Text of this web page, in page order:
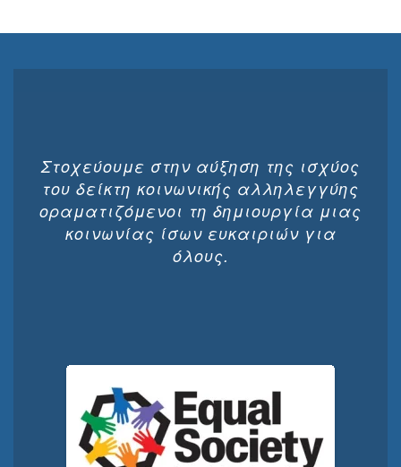
Στοχεύουμε στην αύξηση της ισχύος
του δείκτη κοινωνικής αλληλεγγύης
οραματιζόμενοι τη δημιουργία μιας
κοινωνίας ίσων ευκαιριών για
όλους.